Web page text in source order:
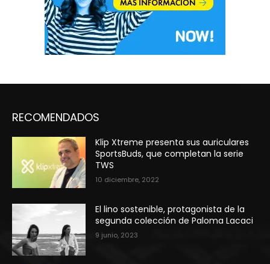
RECOMENDADOS
Klip Xtreme presenta sus auriculares
SportsBuds, que completan la serie
TWS
10 diciembre, 2022
El lino sostenible, protagonista de la
segunda colección de Paloma Lacaci
9 junio, 2023